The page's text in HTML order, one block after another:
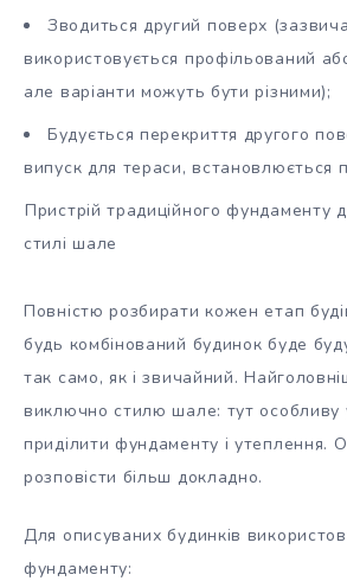
Зводиться другий поверх
використовується профільований
але варіанти можуть бути різними);
Будується перекриття другого
випуск для тераси, встановлюється
Пристрій традиційного фундаменту
стилі шале
Повністю розбирати кожен етап
будь комбінований будинок буде
так само, як і звичайний.
виключно стилю шале: тут особливу
приділити фундаменту і утеплення.
розповісти більш докладно.
Для описуваних будинків
фундаменту: